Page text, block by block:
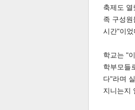
축제도
족 구성
시간"이었
학교는 "
학부모들
다"라며
지니는지